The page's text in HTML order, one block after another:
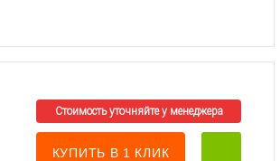
КУПИТЬ В 1 КЛИК